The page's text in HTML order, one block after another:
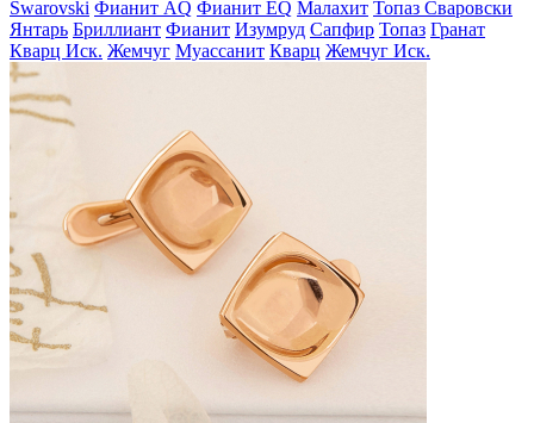
Swarovski Фианит AQ Фианит EQ Малахит Топаз Сваровски
Янтарь Бриллиант Фианит Изумруд Сапфир Топаз Гранат
Кварц Иск. Жемчуг Муассанит Кварц Жемчуг Иск.